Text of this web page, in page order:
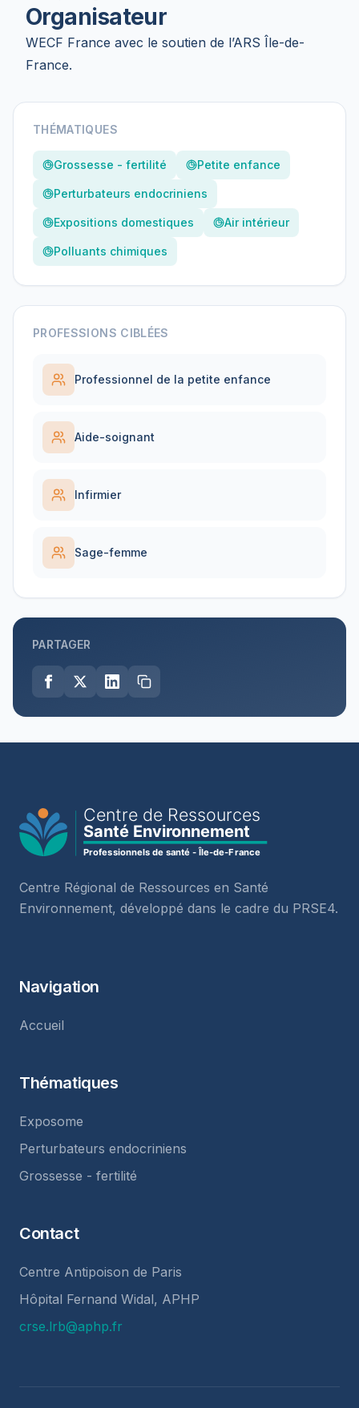
Organisateur
WECF France avec le soutien de l’ARS Île-de-
France.
THÉMATIQUES
Grossesse - fertilité Petite enfance
Perturbateurs endocriniens
Expositions domestiques Air intérieur
Polluants chimiques
PROFESSIONS CIBLÉES
Professionnel de la petite enfance
Aide-soignant
Infirmier
Sage-femme
PARTAGER
Centre Régional de Ressources en Santé
Environnement, développé dans le cadre du PRSE4.
Navigation
Accueil
Thématiques
Exposome
Perturbateurs endocriniens
Grossesse - fertilité
Contact
Centre Antipoison de Paris
Hôpital Fernand Widal, APHP
crse.lrb@aphp.fr